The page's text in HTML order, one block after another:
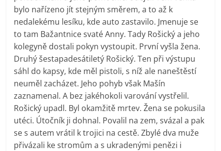
bylo nařízeno jít stejným směrem, a to až k
nedalekému lesíku, kde auto zastavilo. Jmenuje se
to tam Bažantnice svaté Anny. Tady Rošický a jeho
kolegyně dostali pokyn vystoupit. První vyšla žena.
Druhý šestapadesátiletý Rošický. Ten při výstupu
sáhl do kapsy, kde měl pistoli, s níž ale naneštěstí
neuměl zacházet. Jeho pohyb však Mašín
zaznamenal. A bez jakéhokoli varování vystřelil.
Rošický upadl. Byl okamžitě mrtev. Žena se pokusila
utéci. Útočník ji dohnal. Povalil na zem, svázal a pak
se s autem vrátil k trojici na cestě. Zbylé dva muže
přivázali ke stromům a s ukradenými penězi i